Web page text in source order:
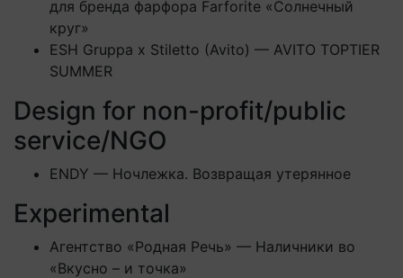
для бренда фарфора Farforite «Солнечный
круг»
ESH Gruppa x Stiletto (Avito) — AVITO TOPTIER
SUMMER
Design for non-profit/public
service/NGO
ENDY — Ночлежка. Возвращая утерянное
Experimental
Агентство «Родная Речь» — Наличники во
«Вкусно – и точка»